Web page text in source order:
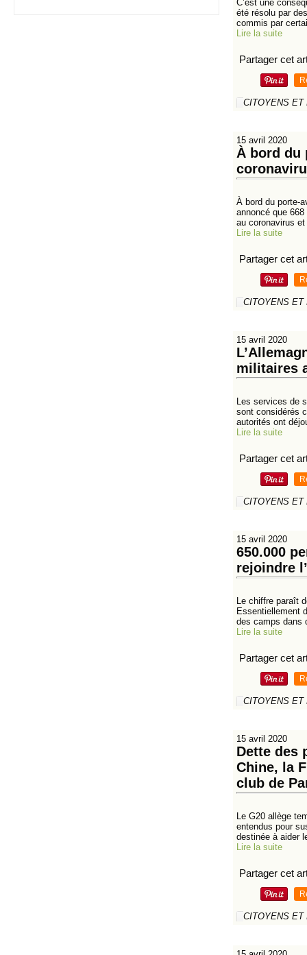
C’est une
été résolu par
commis par
Lire la suite
Partager cet
CITOYENS ET
15 avril 2020
À bord du
À bord du porte-
annoncé que
au coronavirus
Lire la suite
Partager cet
CITOYENS ET
15 avril 2020
militaires
Les services de
sont considérés
autorités ont
Lire la suite
Partager cet
CITOYENS ET
15 avril 2020
650.000
rejoindre
Le chiffre paraît
Essentiellement
des camps dans
Lire la suite
Partager cet
CITOYENS ET
15 avril 2020
Dette des
Chine, la
club de
Le G20 allège
entendus pour
destinée à aider
Lire la suite
Partager cet
CITOYENS ET